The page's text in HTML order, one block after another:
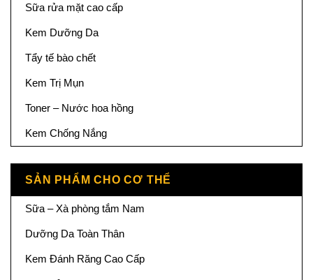
Sữa rửa mặt cao cấp
Kem Dưỡng Da
Tẩy tế bào chết
Kem Trị Mụn
Toner – Nước hoa hồng
Kem Chống Nắng
SẢN PHẨM CHO CƠ THỂ
Sữa – Xà phòng tắm Nam
Dưỡng Da Toàn Thân
Kem Đánh Răng Cao Cấp